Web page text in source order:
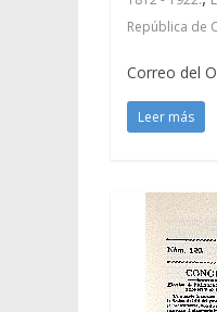
República de
Correo del
Leer más